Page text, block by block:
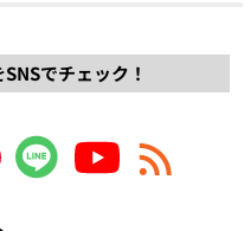
でチェック！